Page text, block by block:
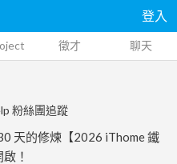
登入
徵才 聊天
粉絲團追蹤
天的修煉【2026 iThome 鐵
！